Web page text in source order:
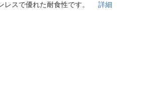
レスで優れた耐食性です。詳細